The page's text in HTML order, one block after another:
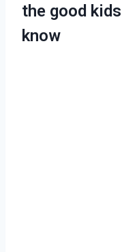
the good
know